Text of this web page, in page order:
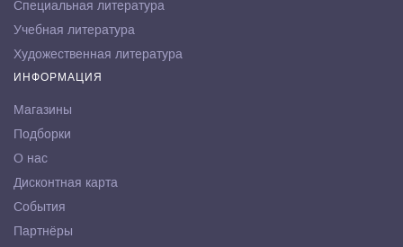
Специальная литература
Учебная литература
Художественная литература
ИНФОРМАЦИЯ
Магазины
Подборки
О нас
Дисконтная карта
События
Партнёры